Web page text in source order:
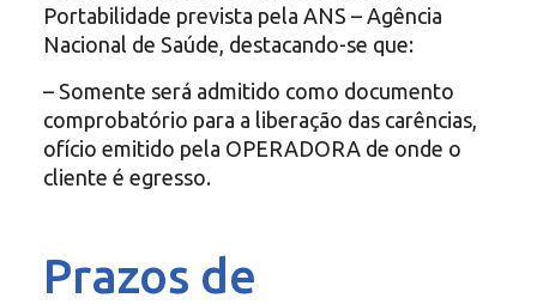
Portabilidade prevista pela ANS – Agência
Nacional de Saúde, destacando-se que:
– Somente será admitido como documento
comprobatório para a liberação das carências,
ofício emitido pela OPERADORA de onde o
cliente é egresso.
Prazos de